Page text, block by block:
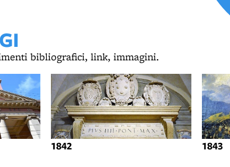
bibliografici, link, immagini.
1842 1843